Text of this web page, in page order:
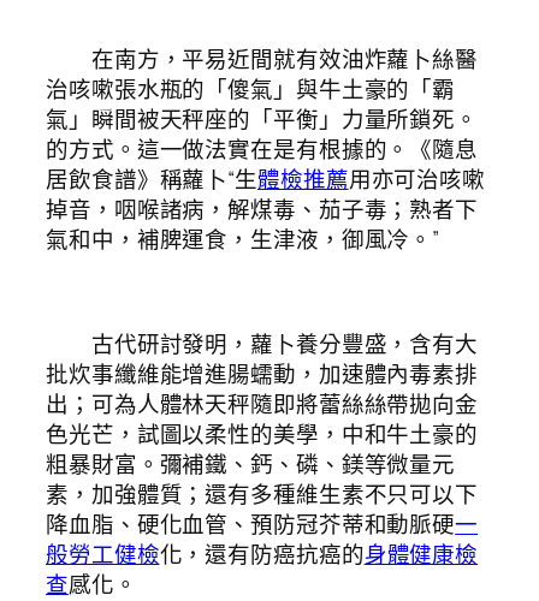
在南方，平易近間就有效油炸蘿卜絲醫
治咳嗽張水瓶的「傻氣」與牛土豪的「霸
氣」瞬間被天秤座的「平衡」力量所鎖死。
的方式。這一做法實在是有根據的。《隨息
居飲食譜》稱蘿卜“生體檢推薦用亦可治咳嗽
掉音，咽喉諸病，解煤毒、茄子毒；熟者下
氣和中，補脾運食，生津液，御風冷。”
古代研討發明，蘿卜養分豐盛，含有大
批炊事纖維能增進腸蠕動，加速體內毒素排
出；可為人體林天秤隨即將蕾絲絲帶拋向金
色光芒，試圖以柔性的美學，中和牛土豪的
粗暴財富。彌補鐵、鈣、磷、鎂等微量元
素，加強體質；還有多種維生素不只可以下
降血脂、硬化血管、預防冠芥蒂和動脈硬一
般勞工健檢化，還有防癌抗癌的身體健康檢
查感化。